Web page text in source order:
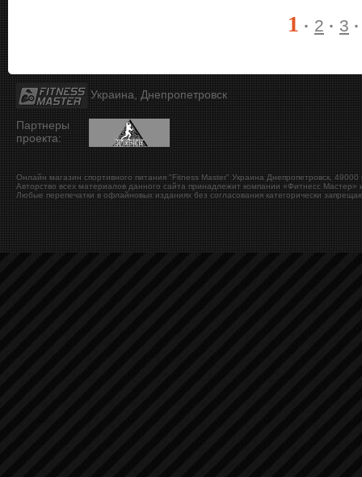
1 · 2 · 3
Украина, Днепропетровск
Партнеры
проекта:
Онлайн магазин спортивного питания "Fitness Master" Украина Днепропетровск, 49000
Авторство всех материалов данного сайта принадлежит компании «Фитнесс Мастер»
Любые перепечатки в офлайновых изданиях без согласования категорически